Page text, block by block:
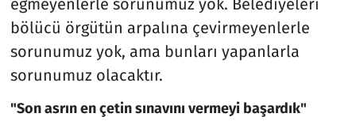
eğmeyenlerle sorunumuz yok. Belediyeleri
bölücü örgütün arpalına çevirmeyenlerle
sorunumuz yok, ama bunları yapanlarla
sorunumuz olacaktır.
"Son asrın en çetin sınavını vermeyi başardık"